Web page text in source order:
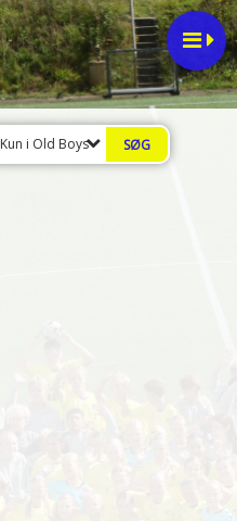
Kun i Old Boys